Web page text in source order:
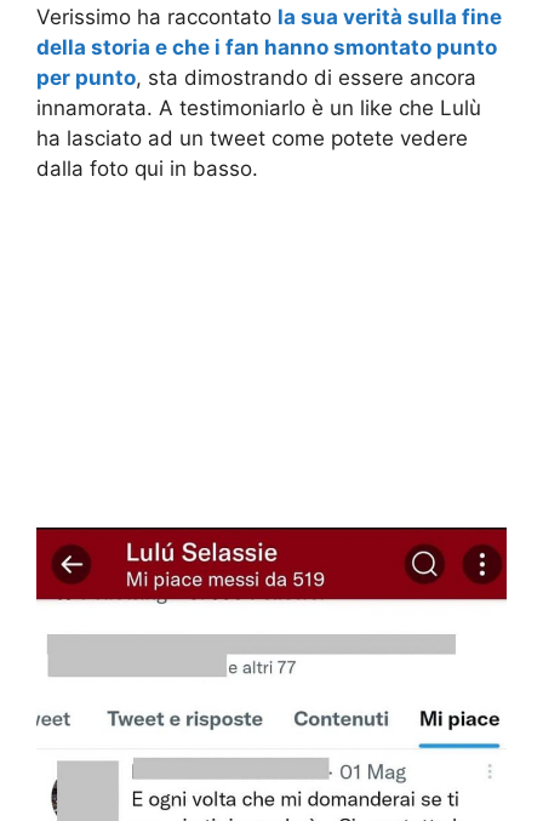
Verissimo ha raccontato la sua verità sulla fine
della storia e che i fan hanno smontato punto
per punto, sta dimostrando di essere ancora
innamorata. A testimoniarlo è un like che Lulù
ha lasciato ad un tweet come potete vedere
dalla foto qui in basso.